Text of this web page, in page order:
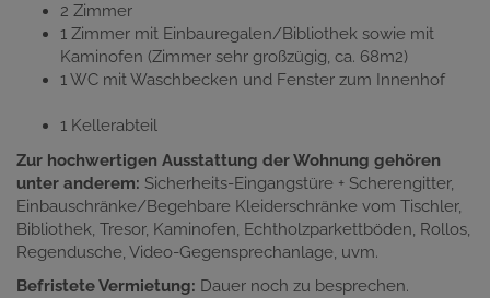
2 Zimmer
1 Zimmer mit Einbauregalen/Bibliothek sowie mit
Kaminofen (Zimmer sehr großzügig, ca. 68m2)
1 WC mit Waschbecken und Fenster zum Innenhof
1 Kellerabteil
Zur hochwertigen Ausstattung der Wohnung gehören
unter anderem: Sicherheits-Eingangstüre + Scherengitter,
Einbauschränke/Begehbare Kleiderschränke vom Tischler,
Bibliothek, Tresor, Kaminofen, Echtholzparkettböden, Rollos,
Regendusche, Video-Gegensprechanlage, uvm.
Befristete Vermietung: Dauer noch zu besprechen.